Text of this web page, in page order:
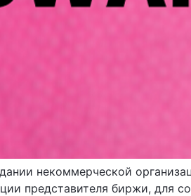
некоммерческой
представителя биржи, для